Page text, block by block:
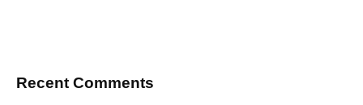
Recent Comments